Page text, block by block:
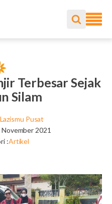
Terbesar Sejak
Silam
Lazismu Pusat
November 2021
:Artikel